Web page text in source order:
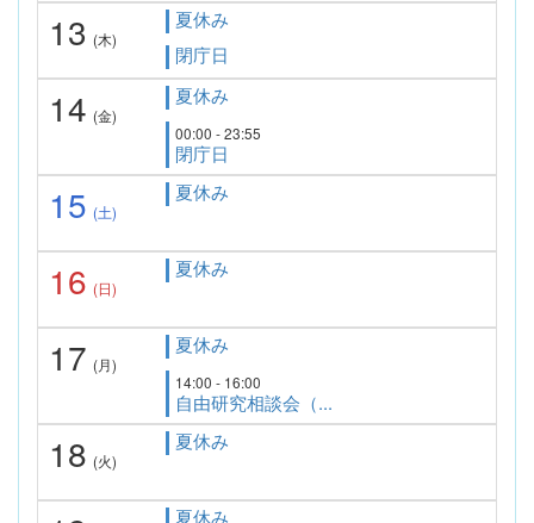
13 (木)
夏休み
閉庁日
14 (金)
夏休み
00:00 - 23:55
閉庁日
15 (土)
夏休み
16 (日)
夏休み
17 (月)
夏休み
14:00 - 16:00
自由研究相談会（...
18 (火)
夏休み
夏休み